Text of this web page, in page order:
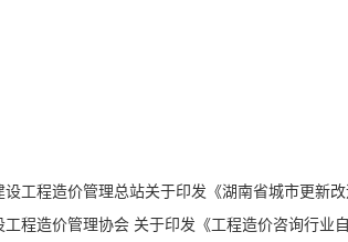
设工程造价管理总站关于印发《湖南省城市更新改
工程造价管理协会 关于印发《工程造价咨询行业自